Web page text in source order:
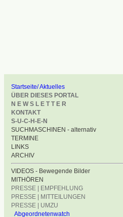
Startseite/ Aktuelles
ÜBER DIESES PORTAL
N E W S L E T T E R
KONTAKT
S-U-C-H-E-N
SUCHMASCHINEN - alternativ
TERMINE
LINKS
ARCHIV
VIDEOS - Bewegende Bilder
MITHÖREN
PRESSE | EMPFEHLUNG
PRESSE | MITTEILUNGEN
PRESSE | UMZU
Abgeordnetenwatch